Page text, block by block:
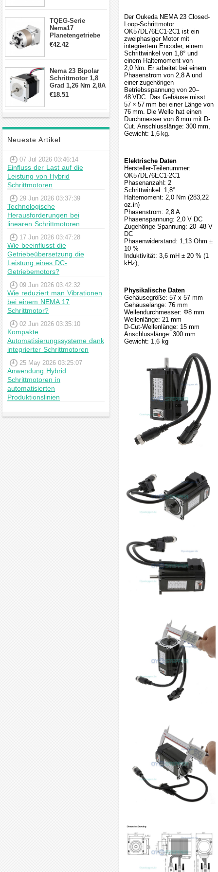
TQEG-Serie
Nema17
Planetengetriebe
10:1 Spiel 15Arc-
€42.42
Nema 23 Bipolar
Schrittmotor 1,8
Grad 1,26 Nm 2,8A
2,5V 4 Drähte
€18.51
Neueste Artikel
07 Jul 2026 03:46:14
Einfluss der Last auf die
Leistung von Hybrid
Schrittmotoren
29 Jun 2026 03:37:39
Technologische
Herausforderungen bei
linearen Schrittmotoren
17 Jun 2026 03:47:28
Wie beeinflusst die
Getriebeübersetzung die
Leistung eines DC-
Getriebemotors?
09 Jun 2026 03:42:32
Wie reduziert man Vibrationen
bei einem NEMA 17
Schrittmotor?
02 Jun 2026 03:35:10
Kompakte
Automatisierungssysteme dank
integrierter Schrittmotoren
25 May 2026 03:25:07
Anwendung Hybrid
Schrittmotoren in
automatisierten
Produktionslinien
Der Oukeda NEMA 23 Closed-
Loop-Schrittmotor
OK57DL76EC1-2C1 ist ein
zweiphasiger Motor mit
integriertem Encoder, einem
Schrittwinkel von 1,8° und
einem Haltemoment von
2,0 Nm. Er arbeitet bei einem
Phasenstrom von 2,8 A und
einer zugehörigen
Betriebsspannung von 20–
48 VDC. Das Gehäuse misst
57 × 57 mm bei einer Länge von
76 mm. Die Welle hat einen
Durchmesser von 8 mm mit D-
Cut. Anschlusslänge: 300 mm,
Gewicht: 1,6 kg.
Elektrische Daten
Hersteller-Teilenummer:
OK57DL76EC1-2C1
Phasenanzahl: 2
Schrittwinkel: 1,8°
Haltemoment: 2,0 Nm (283,22
oz.in)
Phasenstrom: 2,8 A
Phasenspannung: 2,0 V DC
Zugehörige Spannung: 20–48 V
DC
Phasenwiderstand: 1,13 Ohm ±
10 %
Induktivität: 3,6 mH ± 20 % (1
kHz);
Physikalische Daten
Gehäusegröße: 57 x 57 mm
Gehäuselänge: 76 mm
Wellendurchmesser: Φ8 mm
Wellenlänge: 21 mm
D-Cut-Wellenlänge: 15 mm
Anschlusslänge: 300 mm
Gewicht: 1,6 kg